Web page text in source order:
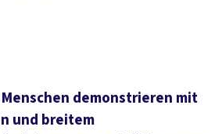
demonstrieren mit
und breitem